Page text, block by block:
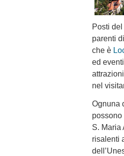
Posti
parenti
che è
ed
nel
Ognuna
possono
S. Maria
risalenti